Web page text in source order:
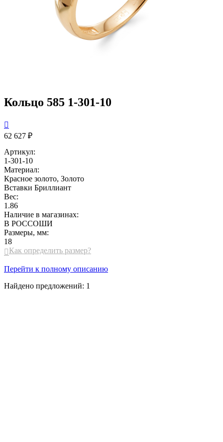
Кольцо 585 1-301-10

62 627 ₽
Артикул:
1-301-10
Материал:
Красное золото, Золото
Вставки Бриллиант
Вес:
1.86
Наличие в магазинах:
В РОССОШИ
Размеры, мм:
18
 Как определить размер?
Перейти к полному описанию
Найдено предложений: 1